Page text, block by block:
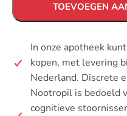
TOEVOEGEN
In onze apotheek
kopen, met levering
Nederland. Discrete
Nootropil is bedoeld
cognitieve